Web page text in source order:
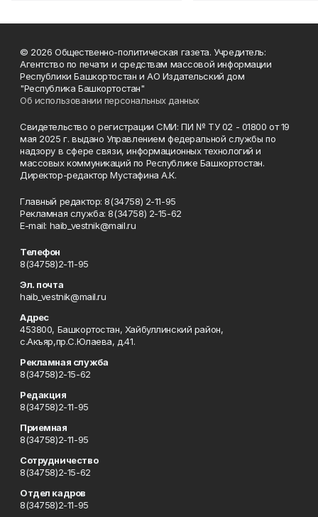
© 2026 Общественно-политическая газета. Учредитель:
Агентство по печати и средствам массовой информации
Республики Башкортостан и АО Издательский дом
"Республика Башкортостан"
Об использовании персональных данных
Свидетельство о регистрации СМИ: ПИ № ТУ 02 - 01800 от 19
мая 2025 г. выдано Управлением федеральной службы по
надзору в сфере связи, информационных технологий и
массовых коммуникаций по Республике Башкортостан.
Директор-редактор Мустафина А.К.
Главный редактор: 8(34758) 2-11-95
Рекламная служба: 8(34758) 2-15-62
Е-mаil: haib_vestnik@mail.ru
Телефон
8(34758)2-11-95
Эл. почта
haib_vestnik@mail.ru
Адрес
453800, Башкортостан, Хайбуллинский район,
с.Акъяр,пр.С.Юлаева, д.41.
Рекламная служба
8(34758)2-15-62
Редакция
8(34758)2-11-95
Приемная
8(34758)2-11-95
Сотрудничество
8(34758)2-15-62
Отдел кадров
8(34758)2-11-95